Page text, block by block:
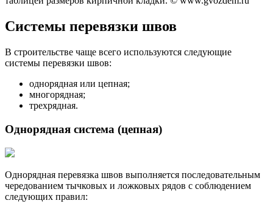
Системы перевязки швов
В строительстве чаще всего используются следующие
системы перевязки швов:
однорядная или цепная;
многорядная;
трехрядная.
Однорядная система (цепная)
Однорядная перевязка швов выполняется последовательным
чередованием тычковых и ложковых рядов с соблюдением
следующих правил: